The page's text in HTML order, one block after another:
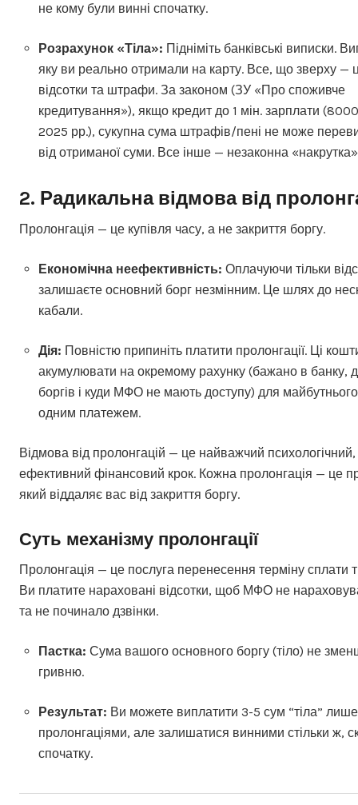
не кому були винні спочатку.
Розрахунок «Тіла»: Підніміть банківські виписки.
яку ви реально отримали на карту. Все, що зверху —
відсотки та штрафи. За законом (ЗУ «Про споживче
кредитування»), якщо кредит до 1 мін. зарплати
2025 рр.), сукупна сума штрафів/пені не може
від отриманої суми. Все інше — незаконна
2. Радикальна відмова від
Пролонгація — це купівля часу, а не закриття боргу.
Економічна неефективність: Оплачуючи тільки
залишаєте основний борг незмінним. Це шлях до
кабали.
Дія: Повністю припиніть платити пролонгації. Ці
акумулювати на окремому рахунку (бажано в банку,
боргів і куди МФО не мають доступу) для
одним платежем.
Відмова від пролонгацій — це найважчий
ефективний фінансовий крок. Кожна пролонгація — це
який віддаляє вас від закриття боргу.
Суть механізму пролонгації
Пролонгація — це послуга перенесення терміну сплати
Ви платите нараховані відсотки, щоб МФО не
та не починало дзвінки.
Пастка: Сума вашого основного боргу (тіло) не
гривню.
Результат: Ви можете виплатити 3-5 сум “тіла” лише
пролонгаціями, але залишатися винними стільки ж,
спочатку.